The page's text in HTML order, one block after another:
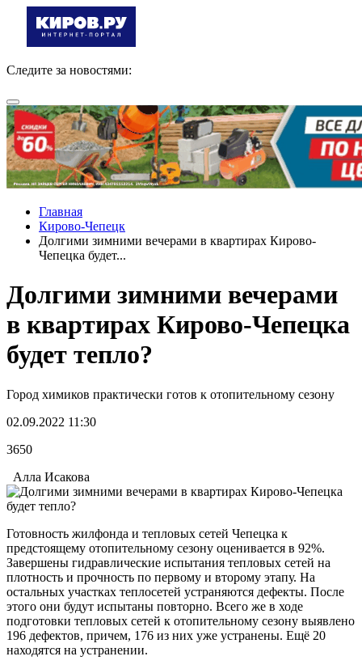
Следите за новостями:
Главная
Кирово-Чепецк
Долгими зимними вечерами в квартирах Кирово-
Чепецка будет...
Долгими зимними вечерами
в квартирах Кирово-Чепецка
будет тепло?
Город химиков практически готов к отопительному сезону
02.09.2022 11:30
3650
Алла Исакова
Готовность жилфонда и тепловых сетей Чепецка к
предстоящему отопительному сезону оценивается в 92%.
Завершены гидравлические испытания тепловых сетей на
плотность и прочность по первому и второму этапу. На
остальных участках теплосетей устраняются дефекты. После
этого они будут испытаны повторно. Всего же в ходе
подготовки тепловых сетей к отопительному сезону выявлено
196 дефектов, причем, 176 из них уже устранены. Ещё 20
находятся на устранении.